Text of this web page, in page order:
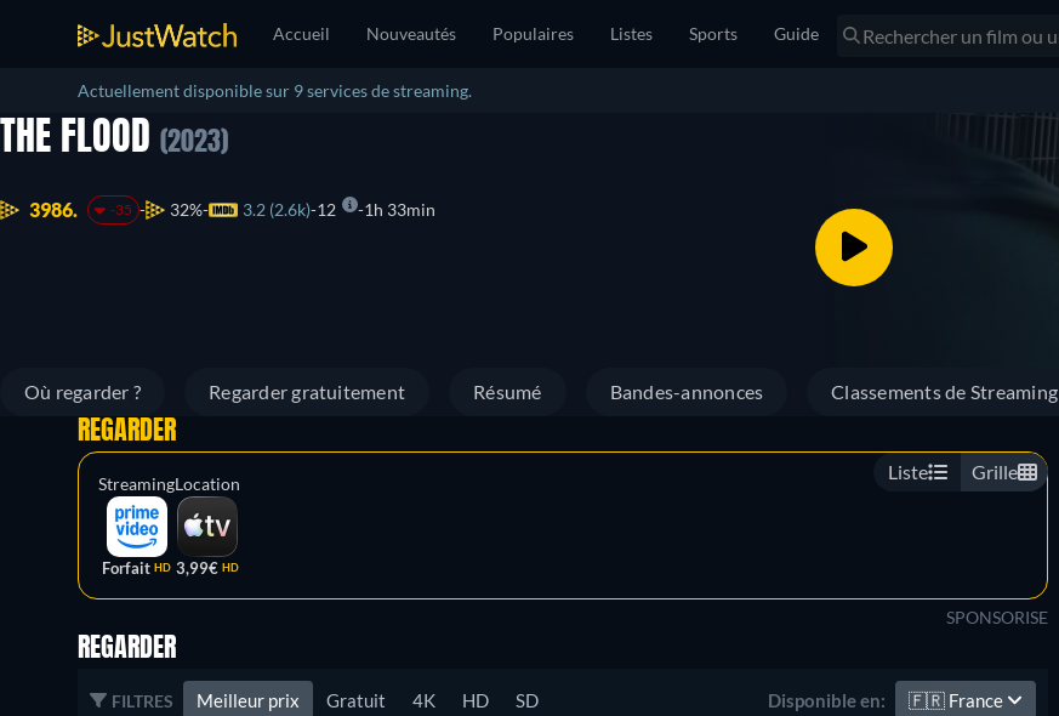
Accueil Nouveautés Populaires Listes Sports Guide
Actuellement disponible sur 9 services de streaming.
THE FLOOD (2023)
3986. -35 32% 3.2 (2.6k) 12 1h 33min
Où regarder ? Regarder gratuitement Résumé Bandes-annonces Classements de Streaming
Liste Grille
REGARDER
Streaming
Forfait HD
Location
3,99€ HD
SPONSORISE
REGARDER
FILTRES Meilleur prix Gratuit 4K HD SD Disponible en: 🇫🇷 France